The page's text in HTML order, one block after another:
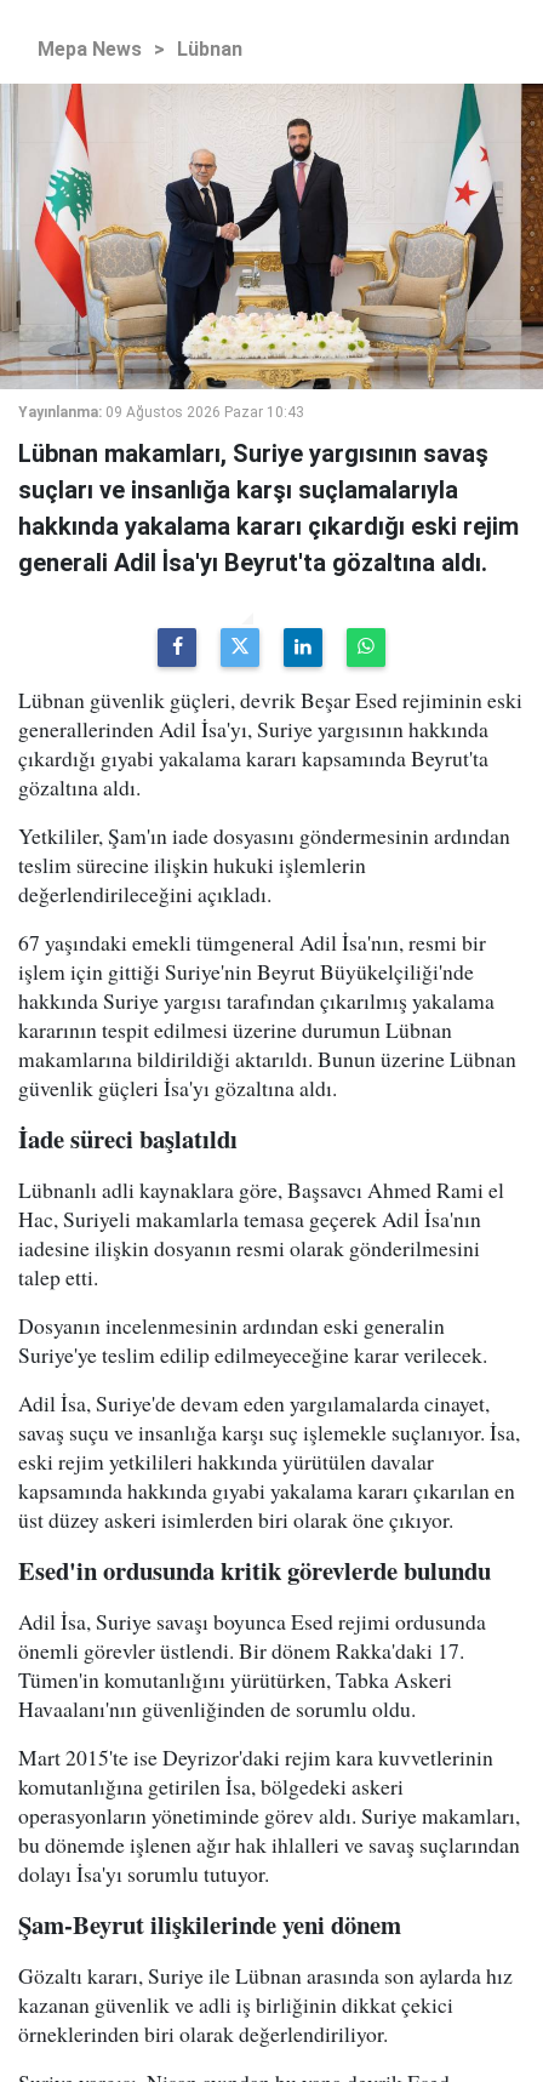
Mepa News > Lübnan
Yayınlanma: 09 Ağustos 2026 Pazar 10:43
Lübnan makamları, Suriye yargısının savaş
suçları ve insanlığa karşı suçlamalarıyla
hakkında yakalama kararı çıkardığı eski rejim
generali Adil İsa'yı Beyrut'ta gözaltına aldı.
Lübnan güvenlik güçleri, devrik Beşar Esed rejiminin eski
generallerinden Adil İsa'yı, Suriye yargısının hakkında
çıkardığı gıyabi yakalama kararı kapsamında Beyrut'ta
gözaltına aldı.
Yetkililer, Şam'ın iade dosyasını göndermesinin ardından
teslim sürecine ilişkin hukuki işlemlerin
değerlendirileceğini açıkladı.
67 yaşındaki emekli tümgeneral Adil İsa'nın, resmi bir
işlem için gittiği Suriye'nin Beyrut Büyükelçiliği'nde
hakkında Suriye yargısı tarafından çıkarılmış yakalama
kararının tespit edilmesi üzerine durumun Lübnan
makamlarına bildirildiği aktarıldı. Bunun üzerine Lübnan
güvenlik güçleri İsa'yı gözaltına aldı.
İade süreci başlatıldı
Lübnanlı adli kaynaklara göre, Başsavcı Ahmed Rami el
Hac, Suriyeli makamlarla temasa geçerek Adil İsa'nın
iadesine ilişkin dosyanın resmi olarak gönderilmesini
talep etti.
Dosyanın incelenmesinin ardından eski generalin
Suriye'ye teslim edilip edilmeyeceğine karar verilecek.
Adil İsa, Suriye'de devam eden yargılamalarda cinayet,
savaş suçu ve insanlığa karşı suç işlemekle suçlanıyor. İsa,
eski rejim yetkilileri hakkında yürütülen davalar
kapsamında hakkında gıyabi yakalama kararı çıkarılan en
üst düzey askeri isimlerden biri olarak öne çıkıyor.
Esed'in ordusunda kritik görevlerde bulundu
Adil İsa, Suriye savaşı boyunca Esed rejimi ordusunda
önemli görevler üstlendi. Bir dönem Rakka'daki 17.
Tümen'in komutanlığını yürütürken, Tabka Askeri
Havaalanı'nın güvenliğinden de sorumlu oldu.
Mart 2015'te ise Deyrizor'daki rejim kara kuvvetlerinin
komutanlığına getirilen İsa, bölgedeki askeri
operasyonların yönetiminde görev aldı. Suriye makamları,
bu dönemde işlenen ağır hak ihlalleri ve savaş suçlarından
dolayı İsa'yı sorumlu tutuyor.
Şam-Beyrut ilişkilerinde yeni dönem
Gözaltı kararı, Suriye ile Lübnan arasında son aylarda hız
kazanan güvenlik ve adli iş birliğinin dikkat çekici
örneklerinden biri olarak değerlendiriliyor.